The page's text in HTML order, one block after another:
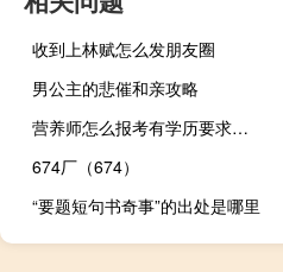
收到上林赋怎么发朋友圈
男公主的悲催和亲攻略
营养师怎么报考有学历要求吗（报考营养师需要什么条件）
674厂（674）
“要题短句书奇事”的出处是哪里